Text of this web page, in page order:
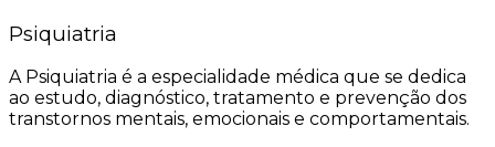
Psiquiatria
A Psiquiatria é a especialidade médica que se dedica
ao estudo, diagnóstico, tratamento e prevenção dos
transtornos mentais, emocionais e comportamentais.